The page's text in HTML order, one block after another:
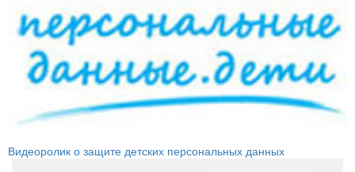
Видеоролик о защите детских персональных данных